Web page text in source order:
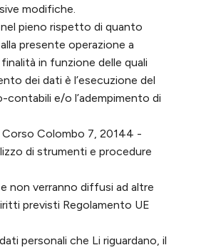
modifiche.
pieno rispetto di quanto
presente operazione a
in funzione delle quali
dei dati è l’esecuzione del
e/o l’adempimento di
Colombo 7, 20144 -
di strumenti e procedure
non verranno diffusi ad altre
previsti Regolamento UE
personali che Li riguardano, il